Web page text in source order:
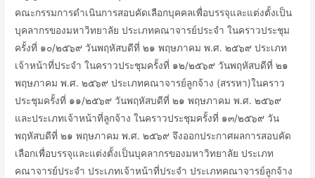
คณะกรรมการดำเนินการสอบคัดเลือกบุคคลเพื่อบรรจุและแต่งตั้งเป็น
บุคลากรของมหาวิทยาลัย ประเภทคณาจารย์ประจำ ในคราวประชุม
ครั้งที่ ๑๐/๒๕๖๙ วันพฤหัสบดีที่ ๒๑ พฤษภาคม พ.ศ. ๒๕๖๙ ประเภท
เจ้าหน้าที่ประจำ ในคราวประชุมครั้งที่ ๑๒/๒๕๖๙ วันพฤหัสบดีที่ ๒๑
พฤษภาคม พ.ศ. ๒๕๖๙ ประเภทคณาจารย์ลูกจ้าง (สรรหา)ในคราว
ประชุมครั้งที่ ๑๑/๒๕๖๙ วันพฤหัสบดีที่ ๒๑ พฤษภาคม พ.ศ. ๒๕๖๙
และประเภทเจ้าหน้าที่ลูกจ้าง ในคราวประชุมครั้งที่ ๑๓/๒๕๖๙ วัน
พฤหัสบดีที่ ๒๑ พฤษภาคม พ.ศ. ๒๕๖๙ จึงออกประกาศผลการสอบคัด
เลือกเพื่อบรรจุและแต่งตั้งเป็นบุคลากรของมหาวิทยาลัย ประเภท
คณาจารย์ประจำ ประเภทเจ้าหน้าที่ประจำ ประเภทคณาจารย์ลูกจ้าง